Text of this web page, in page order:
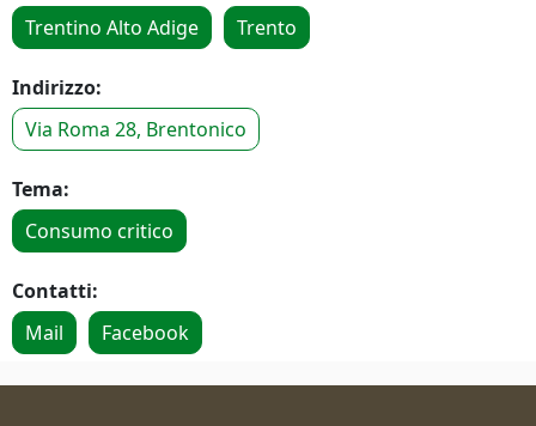
Trentino Alto Adige
Trento
Indirizzo:
Via Roma 28, Brentonico
Tema:
Consumo critico
Contatti:
Mail
Facebook